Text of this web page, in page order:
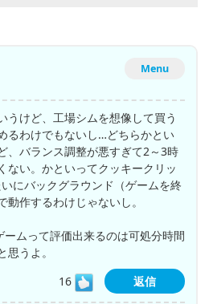
Menu
うけど、工場シムを想像して買う
るわけでもないし…どちらかとい
、バランス調整が悪すぎて2～3時
ない。かといってクッキークリッ
にバックグラウンド（ゲームを終
作するわけじゃないし。
ームって評価出来るのは可処分時間
うよ。
16
返信